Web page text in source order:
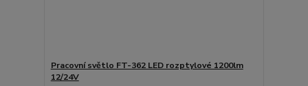
Pracovní světlo FT-362 LED rozptylové 1200lm
12/24V